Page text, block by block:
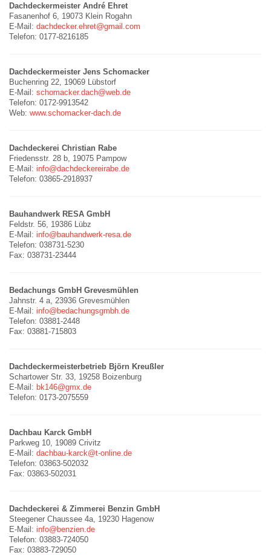
Dachdeckermeister André Ehret
Fasanenhof 6, 19073 Klein Rogahn
E-Mail: dachdecker.ehret@gmail.com
Telefon: 0177-8216185
Dachdeckermeister Jens Schomacker
Buchenring 22, 19069 Lübstorf
E-Mail: schomacker.dach@web.de
Telefon: 0172-9913542
Web: www.schomacker-dach.de
Dachdeckerei Christian Rabe
Friedensstr. 28 b, 19075 Pampow
E-Mail: info@dachdeckereirabe.de
Telefon: 03865-2918937
Bauhandwerk RESA GmbH
Feldstr. 56, 19386 Lübz
E-Mail: info@bauhandwerk-resa.de
Telefon: 038731-5230
Fax: 038731-23444
Bedachungs GmbH Grevesmühlen
Jahnstr. 4 a, 23936 Grevesmühlen
E-Mail: info@bedachungsgmbh.de
Telefon: 03881-2448
Fax: 03881-715803
Dachdeckermeisterbetrieb Björn Kreußler
Schartower Str. 33, 19258 Boizenburg
E-Mail: bk146@gmx.de
Telefon: 0173-2075559
Dachbau Karck GmbH
Parkweg 10, 19089 Crivitz
E-Mail: dachbau-karck@t-online.de
Telefon: 03863-502032
Fax: 03863-502031
Dachdeckerei & Zimmerei Benzin GmbH
Steegener Chaussee 4a, 19230 Hagenow
E-Mail: info@benzien.de
Telefon: 03883-724050
Fax: 03883-729050